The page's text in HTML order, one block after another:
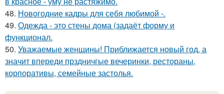
48. Новогодние кадры для себя любимой -.
49. Одежда - это стены дома (задаёт форму и
функционал.
50. Уважаемые женщины! Приближается новый год, а
значит впереди прздничгые вечеринки, рестораны,
корпоративы, семейные застолья.